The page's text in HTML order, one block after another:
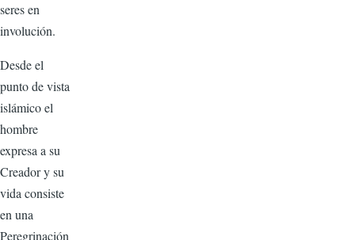
seres en
involución.
Desde el
punto de vista
islámico el
hombre
expresa a su
Creador y su
vida consiste
en una
Peregrinación